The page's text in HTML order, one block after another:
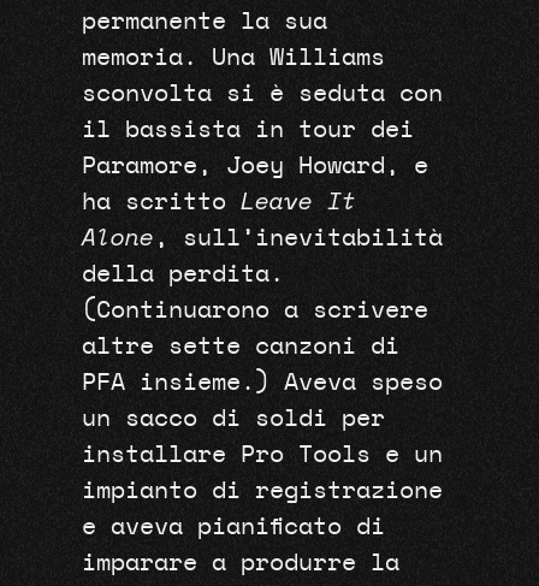
permanente la sua
memoria. Una Williams
sconvolta si è seduta con
il bassista in tour dei
Paramore, Joey Howard, e
ha scrittoLeave It
Alone , sull’inevitabilità
della perdita.
(Continuarono a scrivere
altre sette canzoni di
PFA insieme.) Aveva speso
un sacco di soldi per
installare Pro Tools e un
impianto di registrazione
e aveva pianificato di
imparare a produrre la